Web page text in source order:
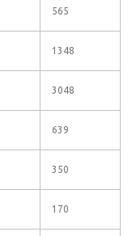
565
1348
3048
639
350
170